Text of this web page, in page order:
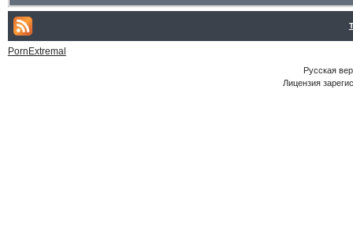
PornExtremal
Русская
Лицензия